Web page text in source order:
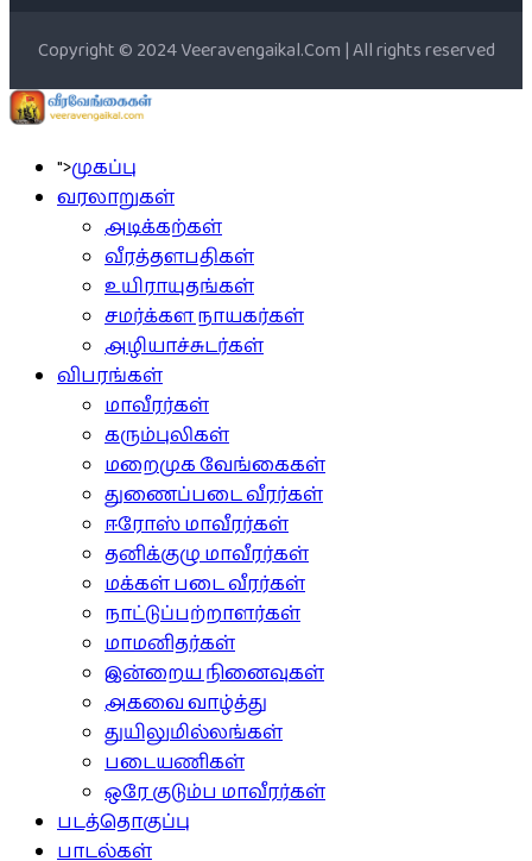
Copyright © 2024 Veeravengaikal.Com | All rights reserved
">முகப்பு
வரலாறுகள்
அடிக்கற்கள்
வீரத்தளபதிகள்
உயிராயுதங்கள்
சமர்க்கள நாயகர்கள்
அழியாச்சுடர்கள்
விபரங்கள்
மாவீரர்கள்
கரும்புலிகள்
மறைமுக வேங்கைகள்
துணைப்படை வீரர்கள்
ஈரோஸ் மாவீரர்கள்
தனிக்குழு மாவீரர்கள்
மக்கள் படை வீரர்கள்
நாட்டுப்பற்றாளர்கள்
மாமனிதர்கள்
இன்றைய நினைவுகள்
அகவை வாழ்த்து
துயிலுமில்லங்கள்
படையணிகள்
ஒரே குடும்ப மாவீரர்கள்
படத்தொகுப்பு
பாடல்கள்